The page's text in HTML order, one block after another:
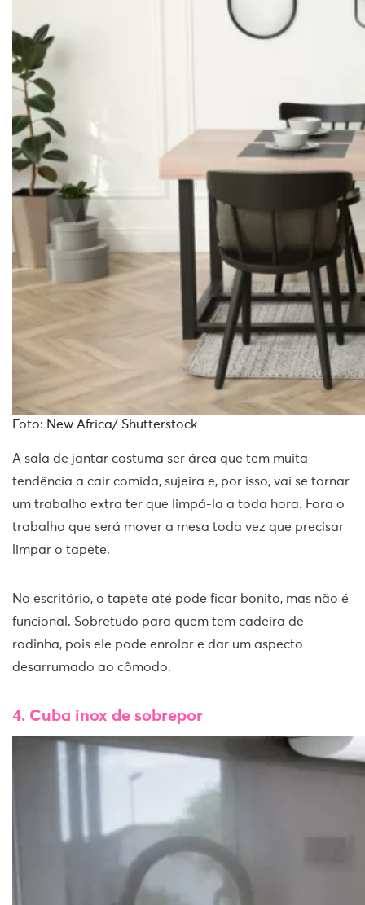
Foto: New Africa/ Shutterstock
A sala de jantar costuma ser área que tem muita
tendência a cair comida, sujeira e, por isso, vai se tornar
um trabalho extra ter que limpá-la a toda hora. Fora o
trabalho que será mover a mesa toda vez que precisar
limpar o tapete.
No escritório, o tapete até pode ficar bonito, mas não é
funcional. Sobretudo para quem tem cadeira de
rodinha, pois ele pode enrolar e dar um aspecto
desarrumado ao cômodo.
4. Cuba inox de sobrepor